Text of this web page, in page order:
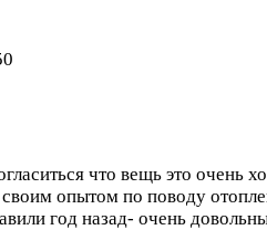
что вещь это очень
опытом по поводу
год назад- очень